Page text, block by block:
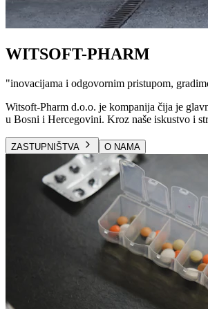
WITSOFT-PHARM
"inovacijama i odgovornim pristupom,
Witsoft-Pharm d.o.o. je kompanija čija je
u Bosni i Hercegovini. Kroz naše iskustvo i
ZASTUPNIŠTVA O NAMA